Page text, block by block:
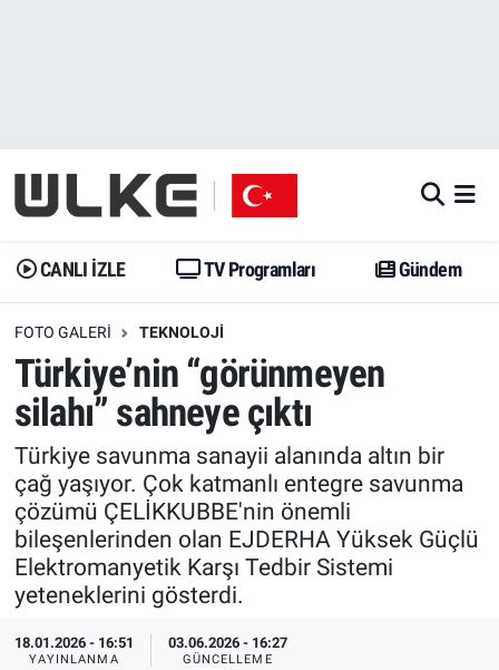
CANLI İZLE TV Programları Gündem
FOTO GALERI TEKNOLOJI
Türkiye’nin “görünmeyen
silahı” sahneye çıktı
Türkiye savunma sanayii alanında altın bir
çağ yaşıyor. Çok katmanlı entegre savunma
çözümü ÇELİKKUBBE'nin önemli
bileşenlerinden olan EJDERHA Yüksek Güçlü
Elektromanyetik Karşı Tedbir Sistemi
yeteneklerini gösterdi.
18.01.2026 - 16:51
YAYINLANMA
03.06.2026 - 16:27
GÜNCELLEME
Gündem
Dünya
Erişim Bilgileri
Ekonomi
Trend
Özel Haberler
Yazarlar
Gündem
Trend
Erişim Bilgileri
Spor
Ekonomi
Dünya
Medya
Özel Haberler
İstanbul Namaz Vakitleri
Trafik Durumu
Erişim Bilgileri
Tüm Manşetler
Son Dakika Haberleri
Haber Arşivi